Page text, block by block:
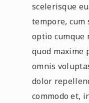
scelerisque
tempore,
optio
quod maxime
omnis
dolor
commodo et,